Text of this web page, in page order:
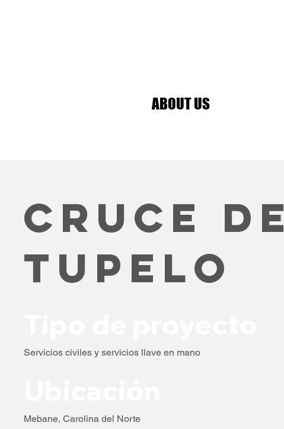
ABOUT US
Cruce de
Tupelo
Servicios civiles y servicios llave en mano
Mebane, Carolina del Norte